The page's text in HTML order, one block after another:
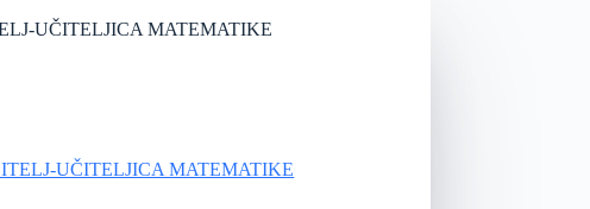
UČITELJICA MATEMATIKE
UČITELJICA MATEMATIKE